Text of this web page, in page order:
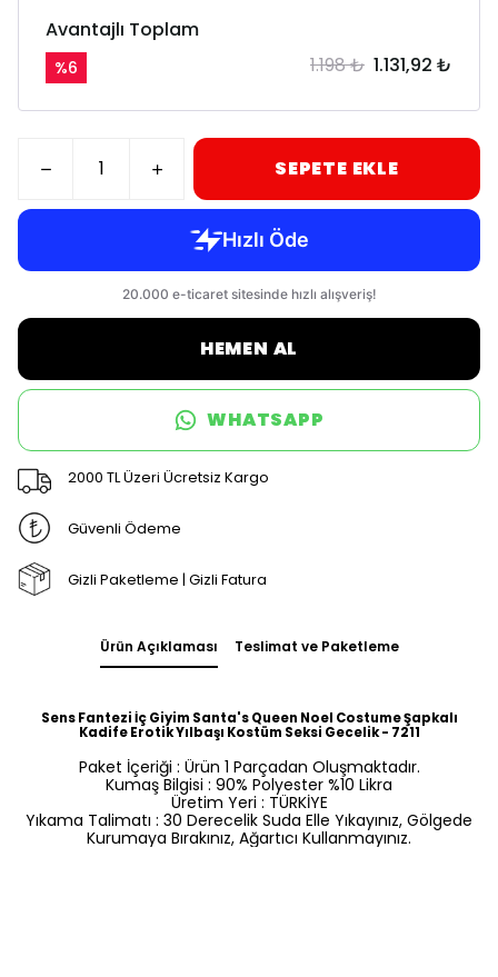
Avantajlı Toplam
%6 1.198 ₺ 1.131,92 ₺
SEPETE EKLE
HEMEN AL
WHATSAPP
2000 TL Üzeri Ücretsiz Kargo
Güvenli Ödeme
Gizli Paketleme | Gizli Fatura
Ürün Açıklaması Teslimat ve Paketleme
Sens Fantezi İç Giyim Santa's Queen Noel Costume Şapkalı
Kadife Erotik Yılbaşı Kostüm Seksi Gecelik - 7211
Paket İçeriği : Ürün 1 Parçadan Oluşmaktadır.
Kumaş Bilgisi : 90% Polyester %10 Likra
Üretim Yeri : TÜRKİYE
Yıkama Talimatı : 30 Derecelik Suda Elle Yıkayınız, Gölgede
Kurumaya Bırakınız, Ağartıcı Kullanmayınız.